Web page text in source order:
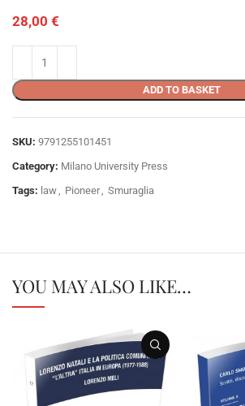
28,00 €
ADD TO BASKET
SKU: 9791255101451
Category: Milano University Press
Tags: law, Pioneer, Smuraglia
YOU MAY ALSO LIKE…